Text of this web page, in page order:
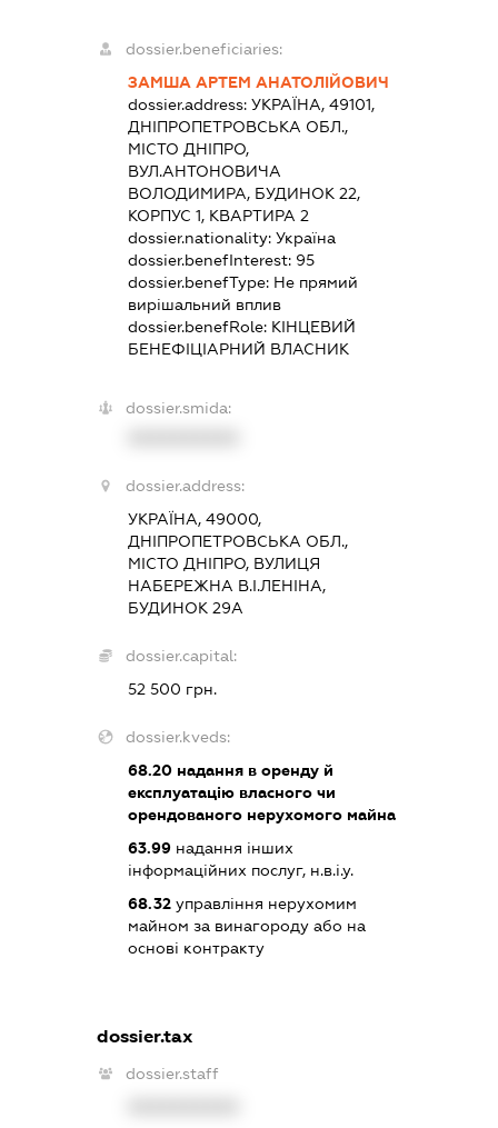
dossier.beneficiaries:
ЗАМША АРТЕМ АНАТОЛІЙОВИЧ
dossier.address: УКРАЇНА, 49101,
ДНІПРОПЕТРОВСЬКА ОБЛ.,
МІСТО ДНІПРО,
ВУЛ.АНТОНОВИЧА
ВОЛОДИМИРА, БУДИНОК 22,
КОРПУС 1, КВАРТИРА 2
dossier.nationality: Україна
dossier.benefInterest: 95
dossier.benefType: Не прямий
вирішальний вплив
dossier.benefRole: КІНЦЕВИЙ
БЕНЕФІЦІАРНИЙ ВЛАСНИК
dossier.smida:
dossier.address:
УКРАЇНА, 49000,
ДНІПРОПЕТРОВСЬКА ОБЛ.,
МІСТО ДНІПРО, ВУЛИЦЯ
НАБЕРЕЖНА В.І.ЛЕНІНА,
БУДИНОК 29А
dossier.capital:
52 500 грн.
dossier.kveds:
68.20надання в оренду й
експлуатацію власного чи
орендованого нерухомого майна
63.99надання інших
інформаційних послуг, н.в.і.у.
68.32управління нерухомим
майном за винагороду або на
основі контракту
dossier.tax
dossier.staff